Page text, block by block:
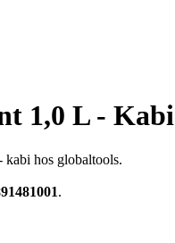
1,0 L - Kabi
kabi hos globaltools.
.